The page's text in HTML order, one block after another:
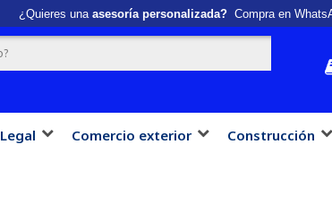
¿Quieres una asesoría personalizada?Compra en
Legal Comercio exterior Construcción